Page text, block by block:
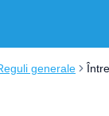
generale